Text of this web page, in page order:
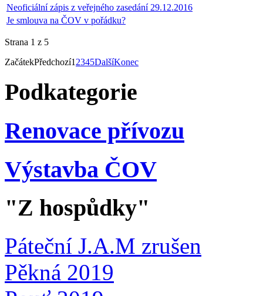
Neoficiální zápis z veřejného zasedání 29.12.2016
Je smlouva na ČOV v pořádku?
Strana 1 z 5
ZačátekPředchozí1 2345DalšíKonec
Podkategorie
Renovace přívozu
Výstavba ČOV
"Z hospůdky"
Páteční J.A.M zrušen
Pěkná 2019